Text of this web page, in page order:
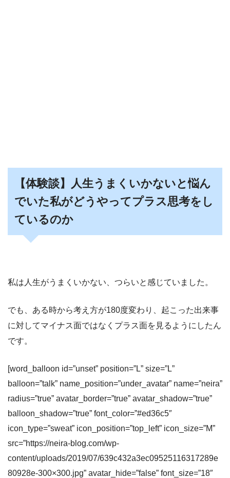
【体験談】人生うまくいかないと悩ん
でいた私がどうやってプラス思考をし
ているのか
私は人生がうまくいかない、つらいと感じていました。
でも、ある時から考え方が180度変わり、起こった出来事
に対してマイナス面ではなくプラス面を見るようにしたん
です。
[word_balloon id=”unset” position=”L” size=”L”
balloon=”talk” name_position=”under_avatar” name=”neira”
radius=”true” avatar_border=”true” avatar_shadow=”true”
balloon_shadow=”true” font_color=”#ed36c5″
icon_type=”sweat” icon_position=”top_left” icon_size=”M”
src=”https://neira-blog.com/wp-
content/uploads/2019/07/639c432a3ec09525116317289e
80928e-300×300.jpg” avatar_hide=”false” font_size=”18″